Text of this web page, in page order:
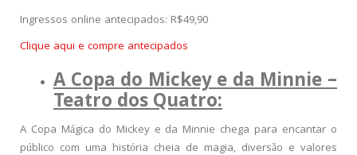
Ingressos online antecipados: R$49,90
Clique aqui e compre antecipados
A Copa do Mickey e da Minnie –
Teatro dos Quatro:
A Copa Mágica do Mickey e da Minnie chega para encantar o
público com uma história cheia de magia, diversão e valores